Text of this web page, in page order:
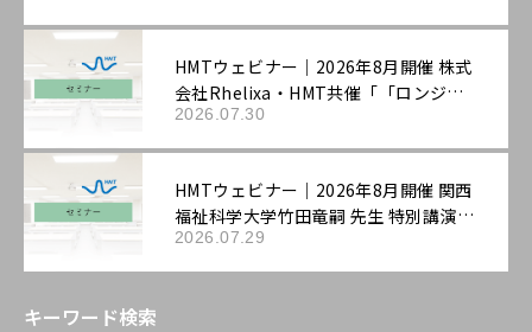
HMTウェビナー｜2026年8月開催 株式
会社Rhelixa・HMT共催「「ロンジェ
ビティ」を科学する：最先端の抗老化
評価戦略」
2026.07.30
HMTウェビナー｜2026年8月開催 関西
福祉科学大学竹田竜嗣 先生 特別講演
「第3回機能性表示ラボ：ロンジェビテ
ィ市場の最新動向と「機能性表示食
2026.07.29
キーワード検索